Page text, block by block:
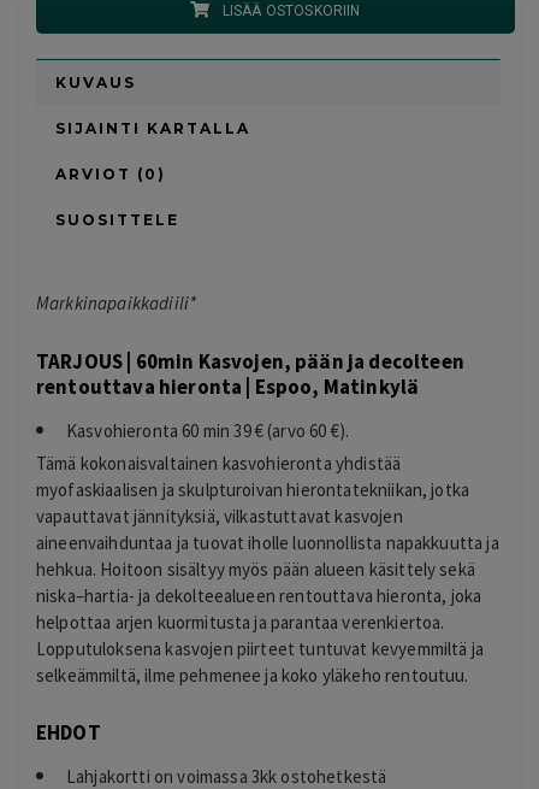
LISÄÄ OSTOSKORIIN
KUVAUS
SIJAINTI KARTALLA
ARVIOT (0)
SUOSITTELE
Markkinapaikkadiili*
TARJOUS | 60min Kasvojen, pään ja decolteen
rentouttava hieronta | Espoo, Matinkylä
Kasvohieronta 60 min 39 € (arvo 60 €).
Tämä kokonaisvaltainen kasvohieronta yhdistää
myofaskiaalisen ja skulpturoivan hierontatekniikan, jotka
vapauttavat jännityksiä, vilkastuttavat kasvojen
aineenvaihduntaa ja tuovat iholle luonnollista napakkuutta ja
hehkua. Hoitoon sisältyy myös pään alueen käsittely sekä
niska–hartia- ja dekolteealueen rentouttava hieronta, joka
helpottaa arjen kuormitusta ja parantaa verenkiertoa.
Lopputuloksena kasvojen piirteet tuntuvat kevyemmiltä ja
selkeämmiltä, ilme pehmenee ja koko yläkeho rentoutuu.
EHDOT
Lahjakortti on voimassa 3kk ostohetkestä